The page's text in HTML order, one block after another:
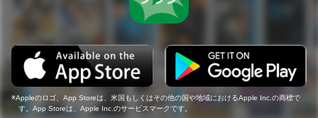
Appleのロゴ、App Storeは、米国もしくはその他の国や地域におけるApple Inc.の商標で
す。App Storeは、Apple Inc.のサービスマークです。